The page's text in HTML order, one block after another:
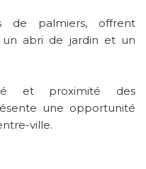
de palmiers, offrent
un abri de jardin et un
et proximité des
une opportunité
ville.